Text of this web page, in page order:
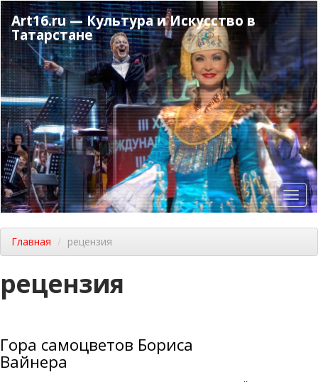
Перейти
к
основному
содержанию
Art16.ru — Культура и Искусство в
Татарстане
Главная рецензия
рецензия
Гора самоцветов Бориса
Вайнера